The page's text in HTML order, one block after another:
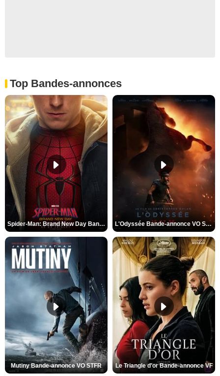
Top Bandes-annonces
Spider-Man: Brand New Day Bande-annonce VO STFR L'Odyssée Bande-annonce VO STFR
Mutiny Bande-annonce VO STFR Le Triangle d'or Bande-annonce VF